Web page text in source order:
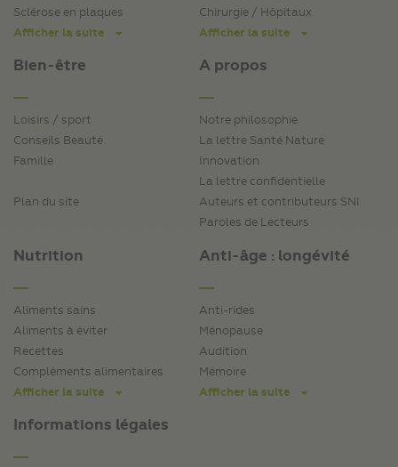
Sclérose en plaques
Afficher la suite
Bien-être
Loisirs / sport
Conseils Beauté
Famille
Plan du site
Chirurgie / Hôpitaux
Afficher la suite
A propos
Notre philosophie
La lettre Santé Nature
Innovation
La lettre confidentielle
Auteurs et contributeurs SNI
Paroles de Lecteurs
Nutrition
Aliments sains
Aliments à éviter
Recettes
Compléments alimentaires
Afficher la suite
Informations légales
Anti-âge : longévité
Anti-rides
Ménopause
Audition
Mémoire
Afficher la suite